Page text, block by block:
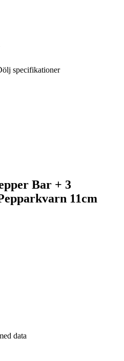
specifikationer
Bar + 3
11cm
data